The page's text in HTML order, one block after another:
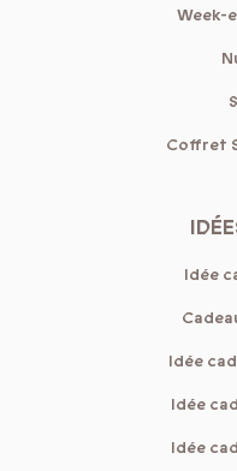
Week-
Coffret
Idée
Idée
Idée
Idée